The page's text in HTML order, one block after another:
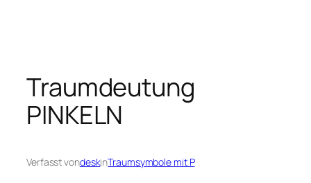
Traumdeutung
PINKELN
Verfasst vondeskinTraumsymbole mit P